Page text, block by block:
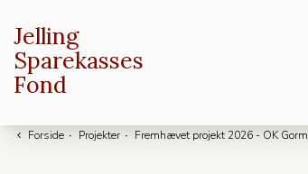
Jelling
Sparekasses
Fond
Forside · Projekter · Fremhævet projekt 2026 - OK Gorm